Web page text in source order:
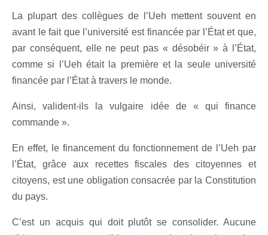
La plupart des collègues de l’Ueh mettent souvent en
avant le fait que l’université est financée par l’État et que,
par conséquent, elle ne peut pas « désobéir » à l’État,
comme si l’Ueh était la première et la seule université
financée par l’État à travers le monde.
Ainsi, valident-ils la vulgaire idée de « qui finance
commande ».
En effet, le financement du fonctionnement de l’Ueh par
l’État, grâce aux recettes fiscales des citoyennes et
citoyens, est une obligation consacrée par la Constitution
du pays.
C’est un acquis qui doit plutôt se consolider. Aucune